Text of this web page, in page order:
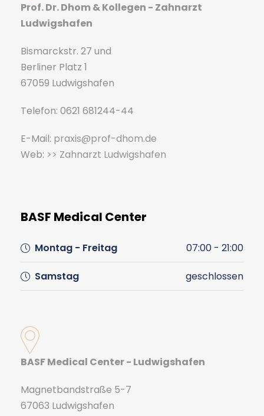
Prof. Dr. Dhom & Kollegen - Zahnarzt
Ludwigshafen
Bismarckstr. 27 und
Berliner Platz 1
67059 Ludwigshafen
Telefon: 0621 681244-44
E-Mail: praxis@prof-dhom.de
Web: >> Zahnarzt Ludwigshafen
BASF Medical Center
Montag - Freitag 07:00 - 21:00
Samstag geschlossen
BASF Medical Center - Ludwigshafen
Magnetbandstraße 5-7
67063 Ludwigshafen